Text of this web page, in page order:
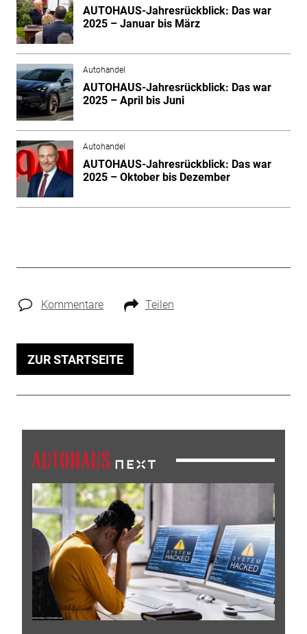
AUTOHAUS-Jahresrückblick: Das war
2025 – Januar bis März
Autohandel
AUTOHAUS-Jahresrückblick: Das war
2025 – April bis Juni
Autohandel
AUTOHAUS-Jahresrückblick: Das war
2025 – Oktober bis Dezember
Kommentare Teilen
ZUR STARTSEITE